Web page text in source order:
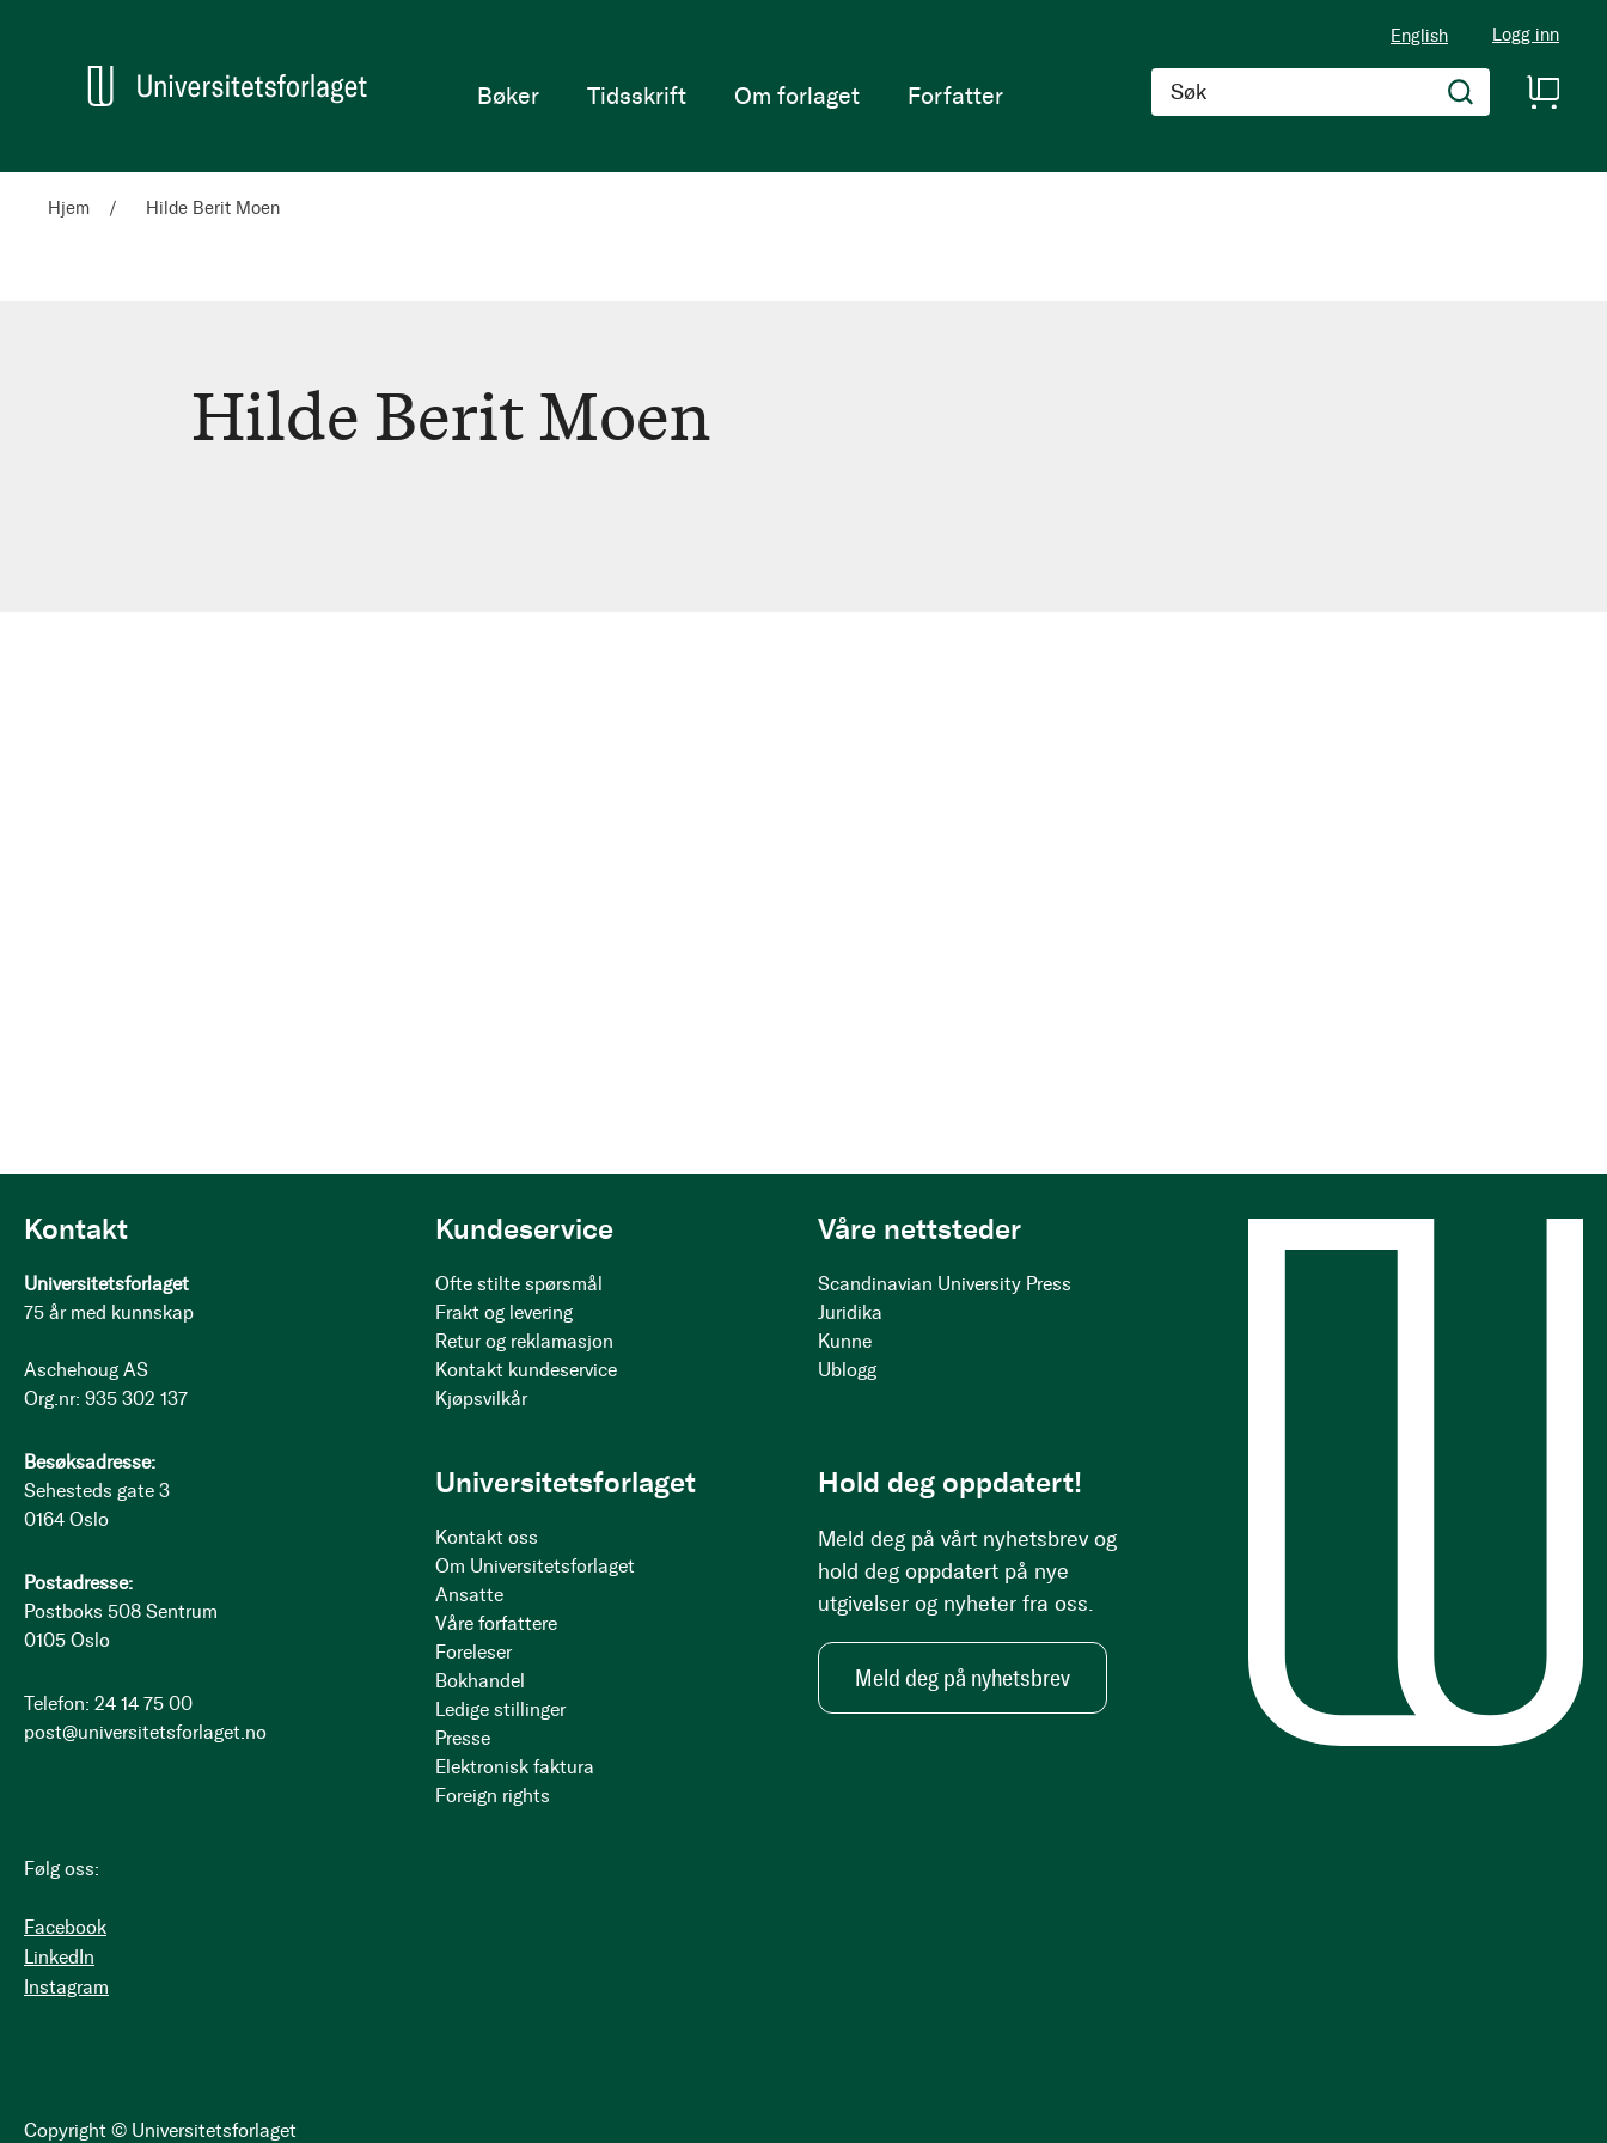
English Logg inn
Søk
Hjem
Bøker Tidsskrift Om forlaget Forfatter
Hjem Hilde Berit Moen
HildeHilde Berit Moen
Kontakt
Universitetsforlaget
75 år med kunnskap
Aschehoug AS
Org.nr: 935 302 137
Besøksadresse:
Sehesteds gate 3
0164 Oslo
Postadresse:
Postboks 508 Sentrum
0105 Oslo
Telefon: 24 14 75 00
post@universitetsforlaget.no
Følg oss:
Facebook
LinkedIn
Instagram
Copyright © Universitetsforlaget
Kundeservice
Ofte stilte spørsmål
Frakt og levering
Retur og reklamasjon
Kontakt kundeservice
Kjøpsvilkår
Våre nettsteder
Scandinavian University Press
Juridika
Kunne
Ublogg
Universitetsforlaget
Kontakt oss
Om Universitetsforlaget
Ansatte
Våre forfattere
Foreleser
Bokhandel
Ledige stillinger
Presse
Elektronisk faktura
Foreign rights
Hold deg oppdatert!
Meld deg på vårt nyhetsbrev og
hold deg oppdatert på nye
utgivelser og nyheter fra oss.
Meld deg på nyhetsbrev